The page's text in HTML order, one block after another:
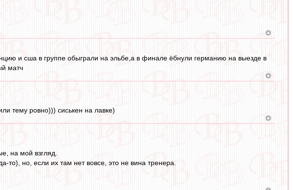
и сша в группе обыграли на эльбе,а в финале ёбнули германию на выезде в
матч
тему ровно))) сиськен на лавке)
на мой взгляд.
то), но, если их там нет вовсе, это не вина тренера.